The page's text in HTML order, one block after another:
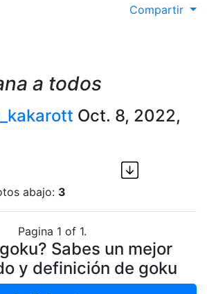
Compartir
a todos
Oct. 8, 2022,
abajo: 3
Pagina 1 of 1.
Sabes un mejor
y definición de goku